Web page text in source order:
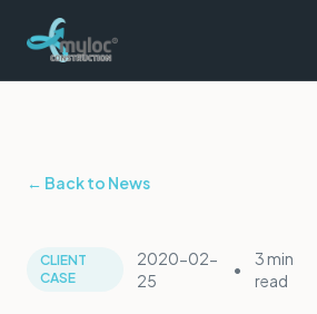
← Back to News
CLIENT
CASE
2020-02-
25
•
3 min
read